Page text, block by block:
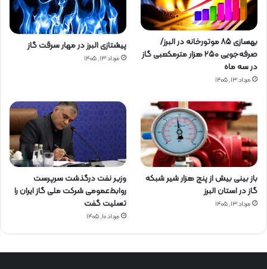
بهسازی ۸۵ موتورخانه در البرز/
صرفه‌جویی ۲۵۰ هزار مترمکعبی گاز
در سه ماه
مرداد ۱۳, ۱۴۰۵
پیشتازی البرز در مهار سرقت گاز
مرداد ۱۳, ۱۴۰۵
باز بینی بیش از پنج هزار شیر شبکه
گاز در استان البرز
مرداد ۱۳, ۱۴۰۵
وزیر نفت درگذشت سرپرست
روابط‌عمومی شرکت ملی گاز ایران را
تسلیت گفت
مرداد ۱۰, ۱۴۰۵